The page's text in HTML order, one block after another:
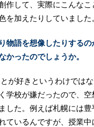
作して、実際にこんなこ
を加えたりしていました
語を想像したりするの
かったのでしょうか。
が好きというわけでは
学校が嫌だったので、空
した。例えば札幌には
ているんですが、授業中